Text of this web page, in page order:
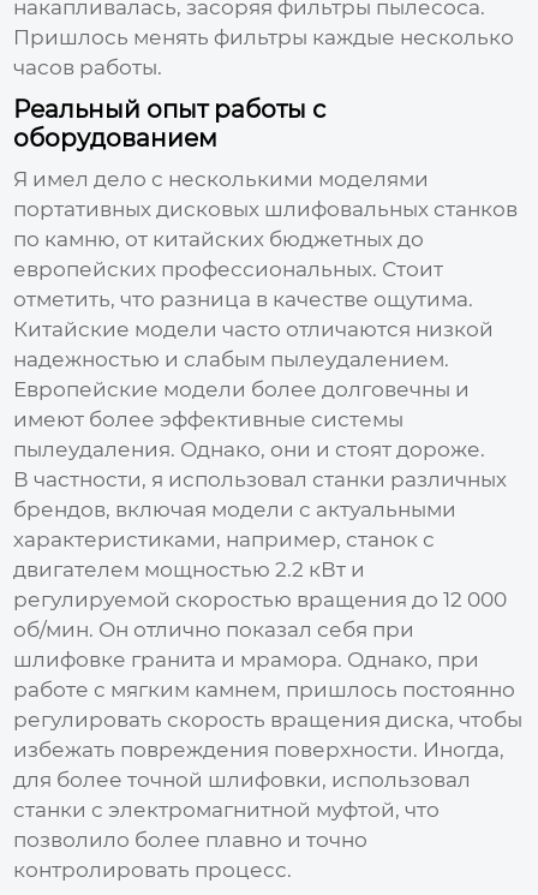
накапливалась, засоряя фильтры пылесоса.
Пришлось менять фильтры каждые несколько
часов работы.
Реальный опыт работы с
оборудованием
Я имел дело с несколькими моделями
портативных дисковых шлифовальных станков
по камню, от китайских бюджетных до
европейских профессиональных. Стоит
отметить, что разница в качестве ощутима.
Китайские модели часто отличаются низкой
надежностью и слабым пылеудалением.
Европейские модели более долговечны и
имеют более эффективные системы
пылеудаления. Однако, они и стоят дороже.
В частности, я использовал станки различных
брендов, включая модели с актуальными
характеристиками, например, станок с
двигателем мощностью 2.2 кВт и
регулируемой скоростью вращения до 12 000
об/мин. Он отлично показал себя при
шлифовке гранита и мрамора. Однако, при
работе с мягким камнем, пришлось постоянно
регулировать скорость вращения диска, чтобы
избежать повреждения поверхности. Иногда,
для более точной шлифовки, использовал
станки с электромагнитной муфтой, что
позволило более плавно и точно
контролировать процесс.